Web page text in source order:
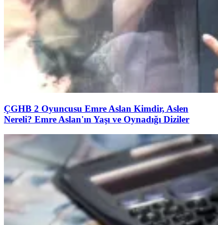
ÇGHB 2 Oyuncusu Emre Aslan Kimdir, Aslen
Nereli? Emre Aslan'ın Yaşı ve Oynadığı Diziler